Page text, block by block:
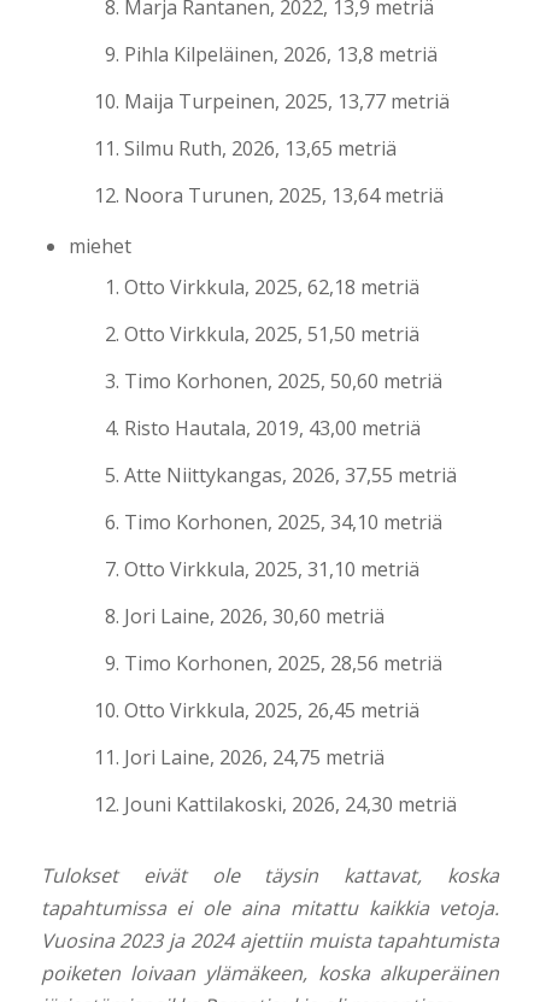
Marja Rantanen, 2022, 13,9 metriä
Pihla Kilpeläinen, 2026, 13,8 metriä
Maija Turpeinen, 2025, 13,77 metriä
Silmu Ruth, 2026, 13,65 metriä
Noora Turunen, 2025, 13,64 metriä
miehet
Otto Virkkula, 2025, 62,18 metriä
Otto Virkkula, 2025, 51,50 metriä
Timo Korhonen, 2025, 50,60 metriä
Risto Hautala, 2019, 43,00 metriä
Atte Niittykangas, 2026, 37,55 metriä
Timo Korhonen, 2025, 34,10 metriä
Otto Virkkula, 2025, 31,10 metriä
Jori Laine, 2026, 30,60 metriä
Timo Korhonen, 2025, 28,56 metriä
Otto Virkkula, 2025, 26,45 metriä
Jori Laine, 2026, 24,75 metriä
Jouni Kattilakoski, 2026, 24,30 metriä
Tulokset eivät ole täysin kattavat, koska
tapahtumissa ei ole aina mitattu kaikkia vetoja.
Vuosina 2023 ja 2024 ajettiin muista tapahtumista
poiketen loivaan ylämäkeen, koska alkuperäinen